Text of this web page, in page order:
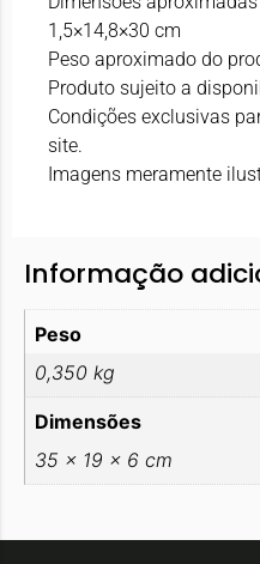
1,5×14,8×30 cm
Peso aproximado do
Produto sujeito a
Condições exclusivas
site.
Imagens meramente
Informação
Peso
0,350 kg
Dimensões
35 × 19 × 6 cm